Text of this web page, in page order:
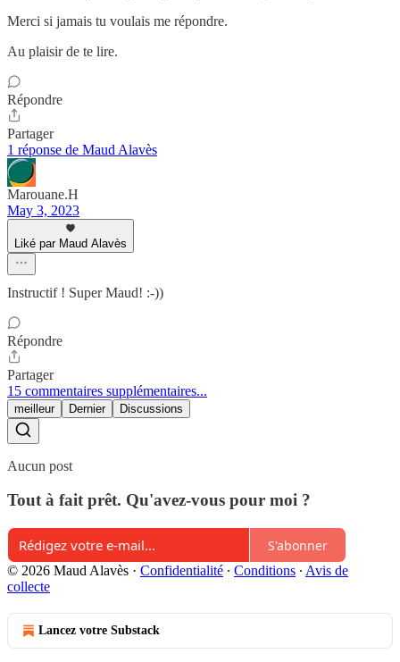
Merci si jamais tu voulais me répondre.
Au plaisir de te lire.
Répondre
Partager
1 réponse de Maud Alavès
Marouane.H
May 3, 2023
Liké par Maud Alavès
Instructif ! Super Maud! :-))
Répondre
Partager
15 commentaires supplémentaires...
meilleur Dernier Discussions
Aucun post
Tout à fait prêt. Qu'avez-vous pour moi ?
S'abonner
© 2026 Maud Alavès · Confidentialité ∙ Conditions ∙ Avis de
collecte
Lancez votre Substack